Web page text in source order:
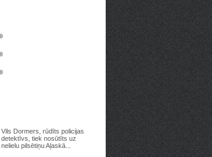
Vils Dormers, rūdīts policijas
detektīvs, tiek nosūtīts uz
nelielu pilsētiņu Aļaskā...